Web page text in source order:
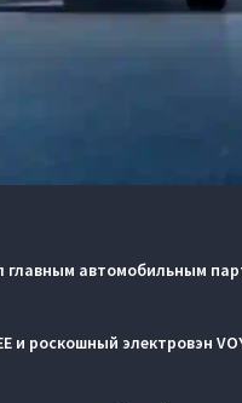
главным автомобильным
и роскошный электровэн